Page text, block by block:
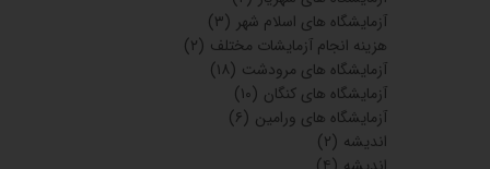
آزمایشگاه های اسلام شهر (۳)
هزینه انجام آزمایشات مختلف (۲)
آزمایشگاه های مرودشت (۱۸)
آزمایشگاه های کنگان (۱۰)
آزمایشگاه های ورامین (۶)
اندیشه (۲)